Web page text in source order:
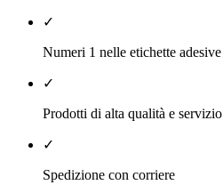
✓
Numeri 1 nelle etichette adesive
✓
Prodotti di alta qualità e servizio
✓
Spedizione con corriere